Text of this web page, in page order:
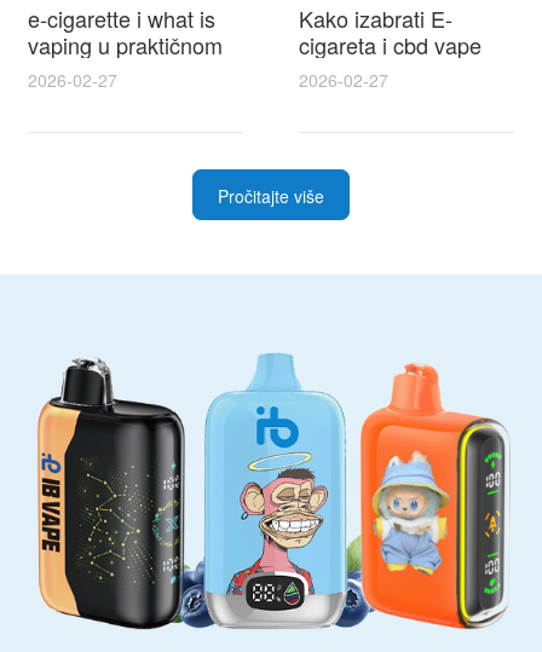
e-cigarette i what is
vaping u praktičnom
vodiču za početnike i
odgovorne korisnike
2026-02-27
Kako izabrati E-
cigareta i cbd vape
top modeli sigurnost
praktični savjeti za
kupovinu
2026-02-27
Pročitajte više